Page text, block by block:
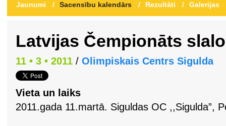
Jaunumi / Sacensību kalendārs / Rezultāti / Galerijas
Latvijas Čempionāts
11 • 3 • 2011 / Olimpiskais Centrs Sigulda
Vieta un laiks
2011.gada 11.martā. Siguldas OC ,,Sigulda”,